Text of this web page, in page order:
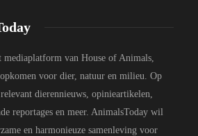
mediaplatform van House of Animals,
voor dier, natuur en milieu. Op
dierennieuws, opinieartikelen,
reportages en meer. AnimalsToday wil
en harmonieuze samenleving voor